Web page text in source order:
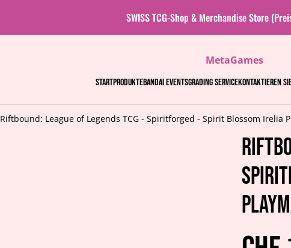
SWISS TCG-Shop & Merchandise Store
MetaGames
StartProdukteBandai eventsGrading ServiceKontaktieren
Riftbound: League of Legends TCG - Spiritforged - Spirit Blossom Irelia